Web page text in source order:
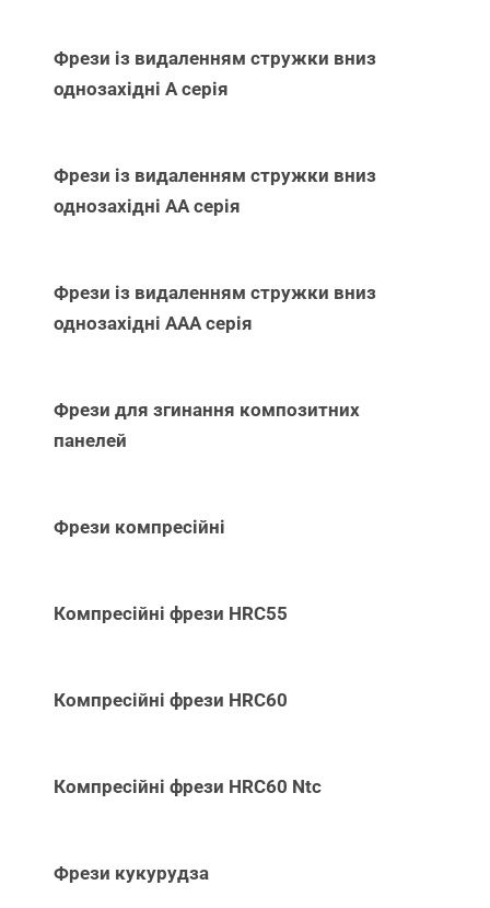
Фрези із видаленням стружки вниз
однозахідні А серія
Фрези із видаленням стружки вниз
однозахідні АА серія
Фрези із видаленням стружки вниз
однозахідні ААА серія
Фрези для згинання композитних
панелей
Фрези компресійні
Компресійні фрези HRC55
Компресійні фрези HRC60
Компресійні фрези HRC60 Ntc
Фрези кукурудза